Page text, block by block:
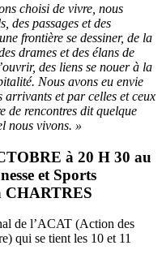
choisi de vivre, nous
des passages et des
frontière se dessiner, de la
drames et des élans de
des liens se nouer à la
Nous avons eu envie
arrivants et par celles et ceux
de rencontres dit quelque
nous vivons. »
à 20 H 30 au
et Sports
CHARTRES
de l’ACAT (Action des
qui se tient les 10 et 11